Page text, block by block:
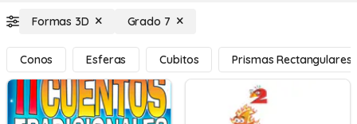
Formas 3D Grado 7
Conos Esferas Cubitos Prismas Rectangulares